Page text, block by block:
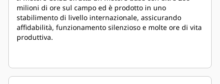
milioni di ore sul campo ed è prodotto in uno
stabilimento di livello internazionale, assicurando
affidabilità, funzionamento silenzioso e molte ore di vita
produttiva.